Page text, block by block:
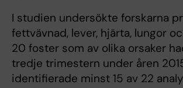
I studien undersökte forskarna
fettvävnad, lever, hjärta, lungor
20 foster som av olika orsaker
tredje trimestern under åren
identifierade minst 15 av 22